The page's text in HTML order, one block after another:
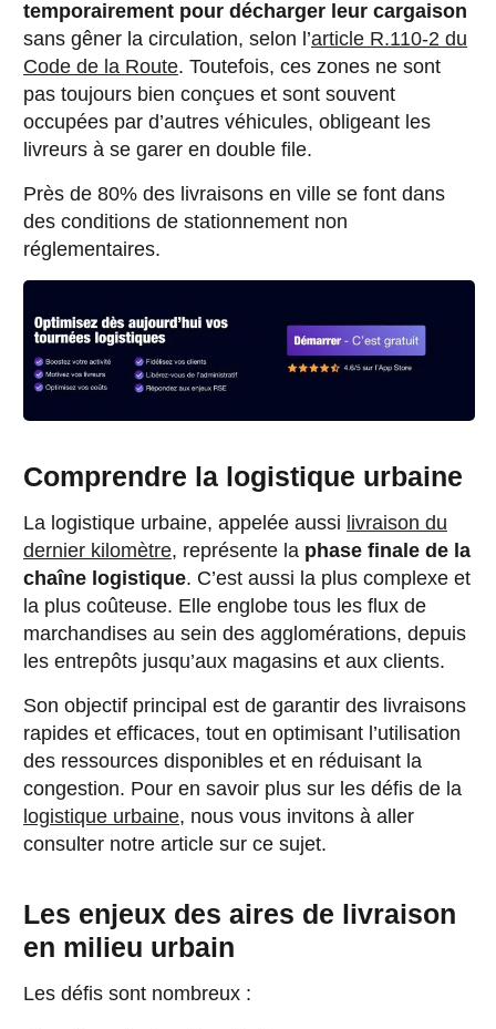
temporairement pour décharger leur cargaison
sans gêner la circulation, selon l’article R.110-2 du
Code de la Route. Toutefois, ces zones ne sont
pas toujours bien conçues et sont souvent
occupées par d’autres véhicules, obligeant les
livreurs à se garer en double file.
Près de 80% des livraisons en ville se font dans
des conditions de stationnement non
réglementaires.
Comprendre la logistique urbaine
La logistique urbaine, appelée aussi livraison du
dernier kilomètre, représente la phase finale de la
chaîne logistique. C’est aussi la plus complexe et
la plus coûteuse. Elle englobe tous les flux de
marchandises au sein des agglomérations, depuis
les entrepôts jusqu’aux magasins et aux clients.
Son objectif principal est de garantir des livraisons
rapides et efficaces, tout en optimisant l’utilisation
des ressources disponibles et en réduisant la
congestion. Pour en savoir plus sur les défis de la
logistique urbaine, nous vous invitons à aller
consulter notre article sur ce sujet.
Les enjeux des aires de livraison
en milieu urbain
Les défis sont nombreux :